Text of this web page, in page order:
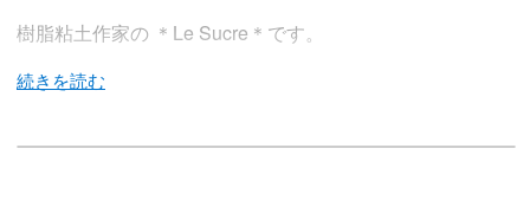
樹脂粘土作家の ＊Le Sucre＊です。